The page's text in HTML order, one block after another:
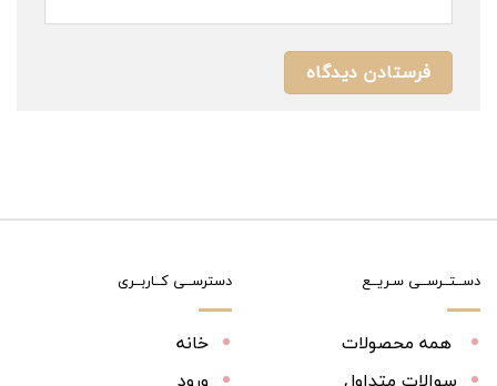
دســتــرســی سـریــع
همه محصولات
دسترســی کــاربــری
خانه